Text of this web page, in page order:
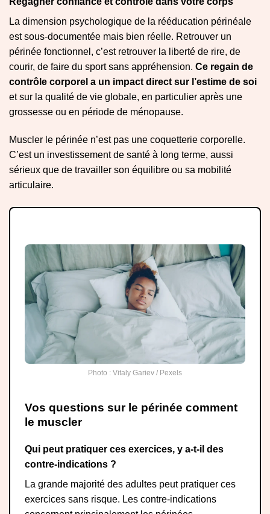
La dimension psychologique de la rééducation périnéale
est sous-documentée mais bien réelle. Retrouver un
périnée fonctionnel, c’est retrouver la liberté de rire, de
courir, de faire du sport sans appréhension. Ce regain de
contrôle corporel a un impact direct sur l’estime de soi
et sur la qualité de vie globale, en particulier après une
grossesse ou en période de ménopause.
Muscler le périnée n’est pas une coquetterie corporelle.
C’est un investissement de santé à long terme, aussi
sérieux que de travailler son équilibre ou sa mobilité
articulaire.
Photo : Vitaly Gariev / Pexels
Vos questions sur le périnée comment
le muscler
Qui peut pratiquer ces exercices, y a-t-il des
contre-indications ?
La grande majorité des adultes peut pratiquer ces
exercices sans risque. Les contre-indications